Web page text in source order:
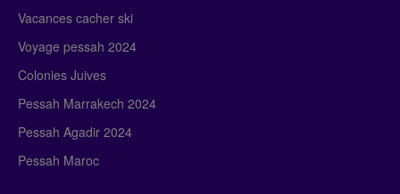
Vacances cacher ski
Voyage pessah 2024
Colonies Juives
Pessah Marrakech 2024
Pessah Agadir 2024
Pessah Maroc